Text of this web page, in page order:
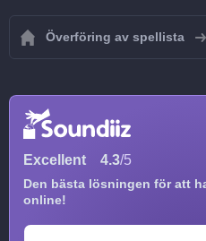
Överföring av spellista
Excellent 4.3/5
Den bästa lösningen för att
online!